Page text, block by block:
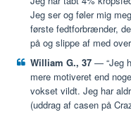
Jeg ser og føler mig
første fedtforbrænder,
på og slippe af med
William G., 37 — “Jeg
mere motiveret end
vokset vildt. Jeg har
(uddrag af casen på